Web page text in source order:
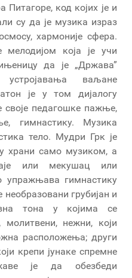
код којих је и
су да је музика израз
хармоније сфера.
која је учи
да је „Држава”
устројавања ваљане
је у том дијалогу
своје педагошке пажње,
гимнастику. Музика
тело. Мудри Грк је
храни само музиком, а
или мекушац или
упражњава гимнастику
необразовани грубијан и
тона у којима се
молитвени, нежни, који
расположења; други
крепи јунаке спремне
је да обезбеди